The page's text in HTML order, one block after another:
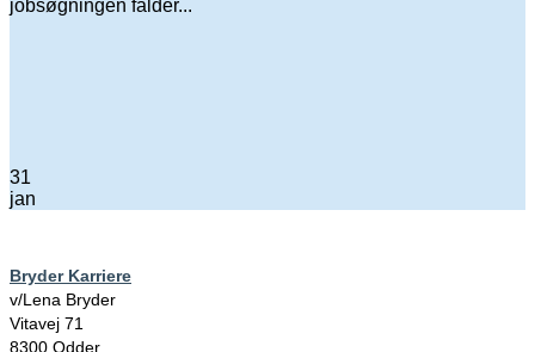
jobsøgningen falder...
31
jan
Bryder Karriere
v/Lena Bryder
Vitavej 71
8300 Odder